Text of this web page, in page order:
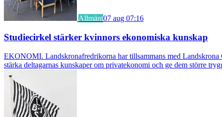
Allmänt07 aug 07:16
Studiecirkel stärker kvinnors ekonomiska kunskap
EKONOMI. Landskronafredrikorna har tillsammans med
stärka deltagarnas kunskaper om privatekonomi och ge dem större